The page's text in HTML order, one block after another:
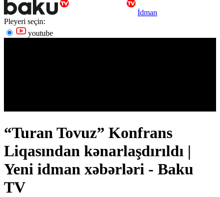
İdman
Pleyeri seçin:
youtube
“Turan Tovuz” Konfrans
Liqasından kənarlaşdırıldı |
Yeni idman xəbərləri - Baku
TV